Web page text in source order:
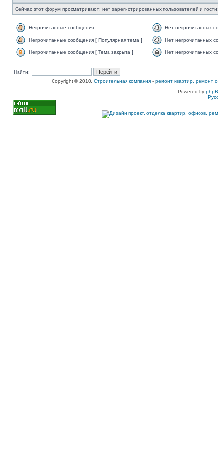
Сейчас этот форум просматривают: нет зарегистрированных пользователей и
Непрочитанные сообщения Нет непрочитанных
Непрочитанные сообщения [ Популярная тема ] Нет непрочитанных
Непрочитанные сообщения [ Тема закрыта ] Нет непрочитанных
Найти:
Copyright © 2010, Строительная компания - ремонт квартир, ремонт
Powered by